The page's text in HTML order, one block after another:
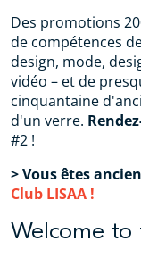
Des promotions
de compétences
design, mode,
vidéo – et de
cinquantaine
d'un verre.
#2 !
> Vous êtes
Club LISAA !
Welcome to